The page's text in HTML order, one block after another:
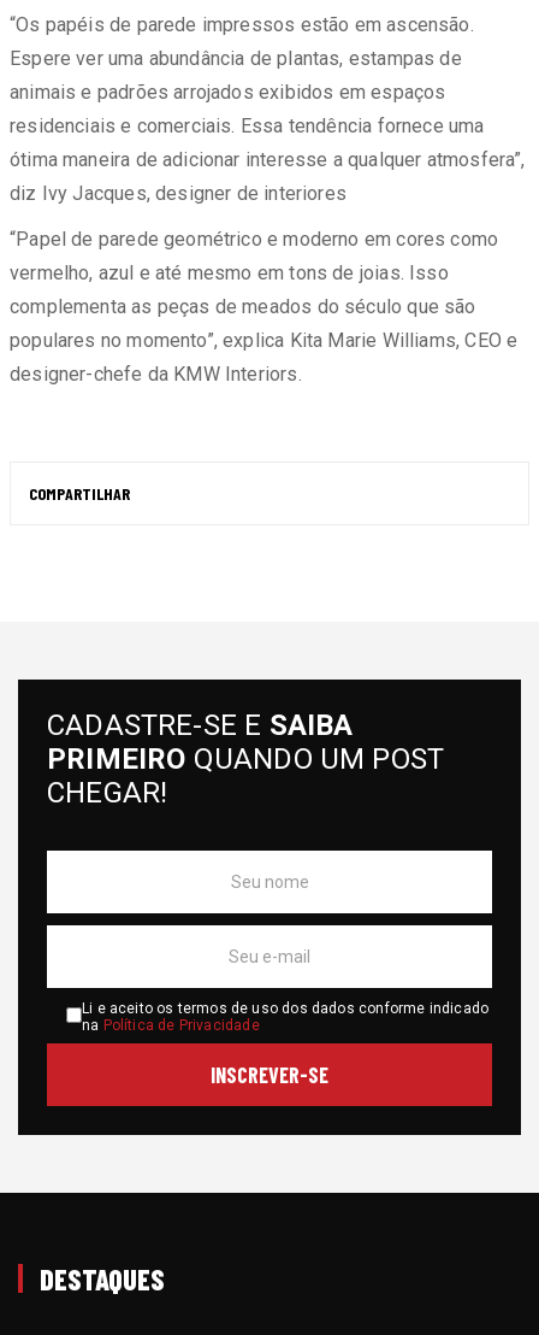
“Os papéis de parede impressos estão em ascensão.
Espere ver uma abundância de plantas, estampas de
animais e padrões arrojados exibidos em espaços
residenciais e comerciais. Essa tendência fornece uma
ótima maneira de adicionar interesse a qualquer atmosfera”,
diz Ivy Jacques, designer de interiores
“Papel de parede geométrico e moderno em cores como
vermelho, azul e até mesmo em tons de joias. Isso
complementa as peças de meados do século que são
populares no momento”, explica Kita Marie Williams, CEO e
designer-chefe da KMW Interiors.
COMPARTILHAR
CADASTRE-SE E SAIBA
PRIMEIRO QUANDO UM POST
CHEGAR!
Li e aceito os termos de uso dos dados conforme indicado
na Política de Privacidade
DESTAQUES